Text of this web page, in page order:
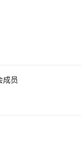
成员